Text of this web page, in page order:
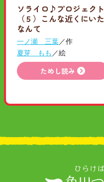
ソライロ♪プロジェクト
（５）こんな近くにいた
なんて
一ノ瀬 三葉／作
夏芽 もも ／絵
ためし読み